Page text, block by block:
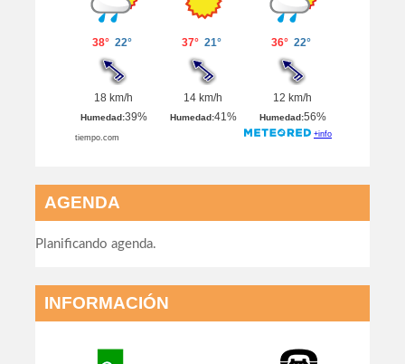
AGENDA
Planificando agenda.
INFORMACIÓN